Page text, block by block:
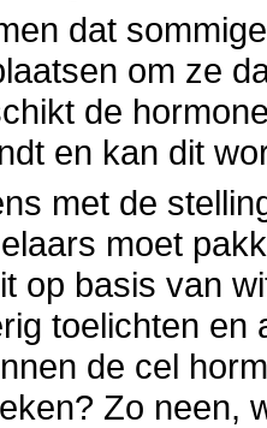
dat
om ze
de
en kan dit
met de
moet
op basis van
toelichten
de cel
Zo neen,